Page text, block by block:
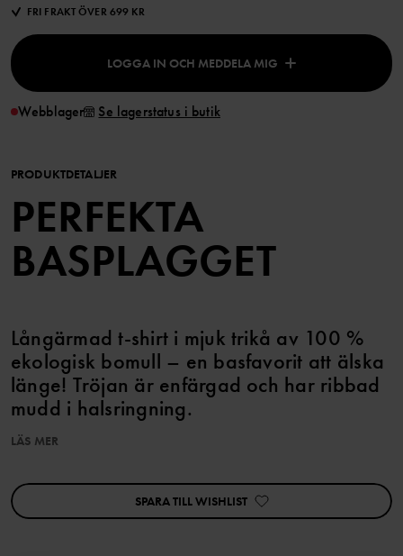
FRI FRAKT ÖVER 699 KR
LOGGA IN OCH MEDDELA MIG
Webblager Se lagerstatus i butik
PRODUKTDETALJER
PERFEKTA
BASPLAGGET
Långärmad t-shirt i mjuk trikå av 100 %
ekologisk bomull – en basfavorit att älska
länge! Tröjan är enfärgad och har ribbad
mudd i halsringning.
Artikelnummer
Tillverkningsland:Bangladesh
Fabrik
Läs mer
LÄS MER
SPARA TILL WISHLIST